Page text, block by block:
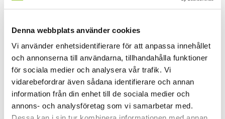
Denna webbplats använder cookies
Vi använder enhetsidentifierare för att anpassa innehållet
och annonserna till användarna, tillhandahålla funktioner
för sociala medier och analysera vår trafik. Vi
vidarebefordrar även sådana identifierare och annan
information från din enhet till de sociala medier och
annons- och analysföretag som vi samarbetar med.
Samarbete mellan SKH och SMI ger både
spets och bredd
I samarbete med Stockholms musikpedagogiska institut
(SMI) erbjuder vi ett gemensamt kursutbud inom
Kulturskoleklivet. Tillsammans står vi för både spets och
bredd inom flera konstnärliga uttryck.